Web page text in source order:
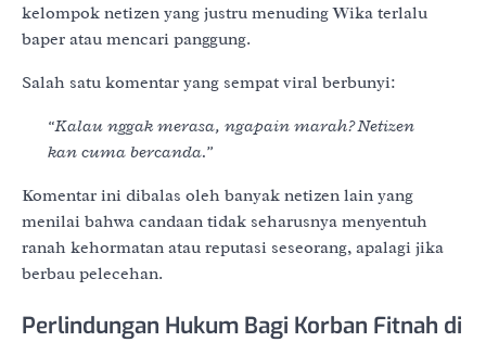
kelompok netizen yang justru menuding Wika terlalu
baper atau mencari panggung.
Salah satu komentar yang sempat viral berbunyi:
“Kalau nggak merasa, ngapain marah? Netizen
kan cuma bercanda.”
Komentar ini dibalas oleh banyak netizen lain yang
menilai bahwa candaan tidak seharusnya menyentuh
ranah kehormatan atau reputasi seseorang, apalagi jika
berbau pelecehan.
Perlindungan Hukum Bagi Korban Fitnah di